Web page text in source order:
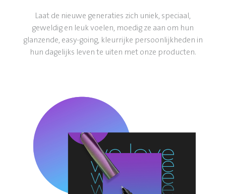
Laat de nieuwe generaties zich uniek, speciaal,
geweldig en leuk voelen, moedig ze aan om hun
glanzende, easy-going, kleurrijke persoonlijkheden in
hun dagelijks leven te uiten met onze producten.